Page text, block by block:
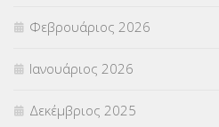
ΣΥΜΒΟΥΛΕΥΤΙΚΟΣ ΣΤΑΘΜΟΣ
ΣΥΝΤΑΞΕΙΣ(12)
ΣΧΟΛΙΚΟΙ ΣΥΜΒΟΥΛΟΙ
Φεβρουάριος 2026
Ιανουάριος 2026
Δεκέμβριος 2025